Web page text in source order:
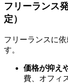
フリーランス
定）
フリーランスに
す。
価格が抑え
費、オフィ